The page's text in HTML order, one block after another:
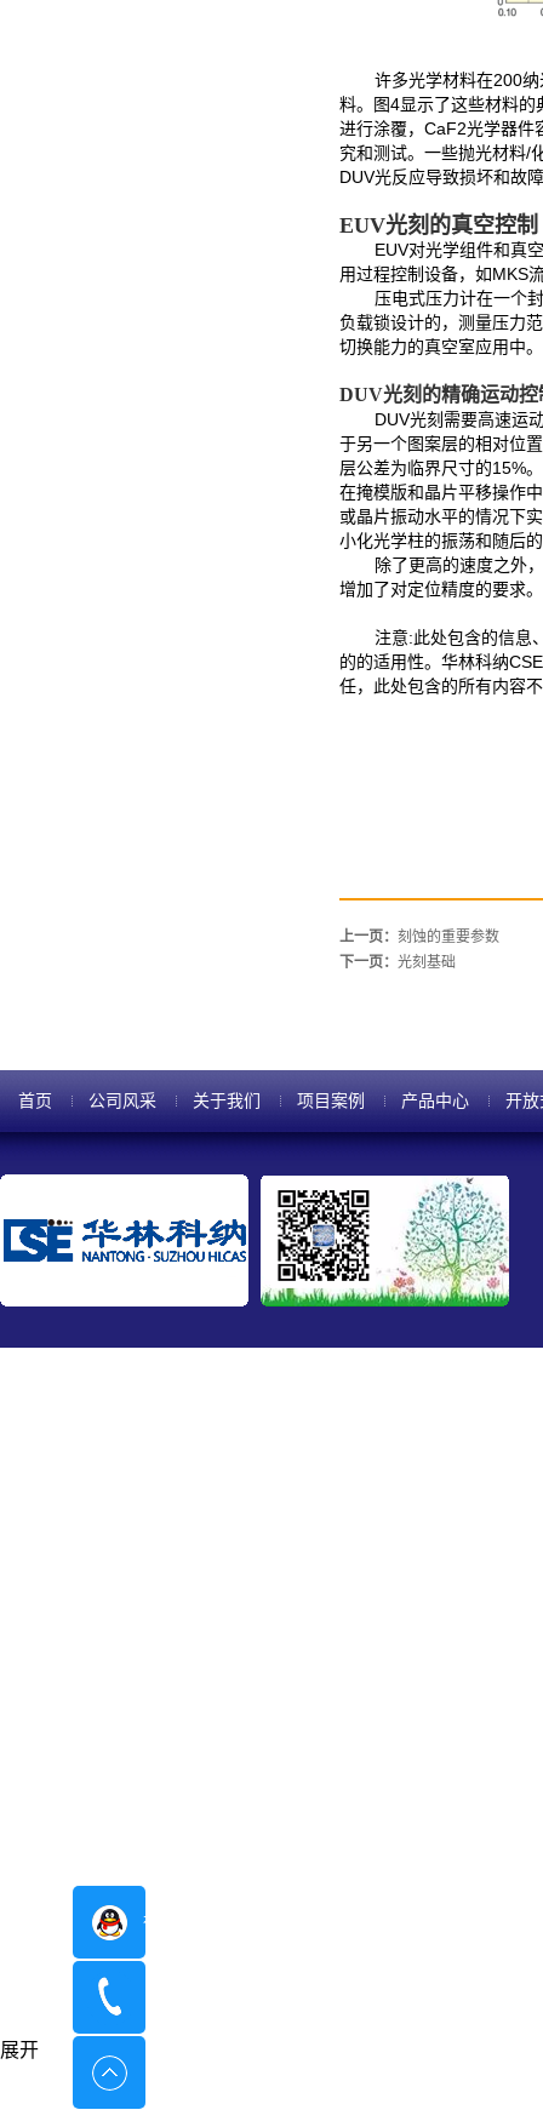
许多光学材料在200
料。图4显示了这些材料
进行涂覆，CaF2光学器件
究和测试。一些抛光材料/
DUV光反应导致损坏和故
EUV光刻的真空控制
EUV对光学组件和真
用过程控制设备，如MKS
压电式压力计在一个
负载锁设计的，测量压力
切换能力的真空室应用中。
DUV光刻的精确运动控
DUV光刻需要高速运
于另一个图案层的相对位
层公差为临界尺寸的15%
在掩模版和晶片平移操作
或晶片振动水平的情况下
小化光学柱的振荡和随后
除了更高的速度之外
增加了对定位精度的要求
注意:此处包含的信息
的的适用性。华林科纳
任，此处包含的所有内容
上一页： 刻蚀的重要参数
下一页： 光刻基础
首页 公司风采 关于我们 项目案例 产品中心 开放
在线咨询
展开